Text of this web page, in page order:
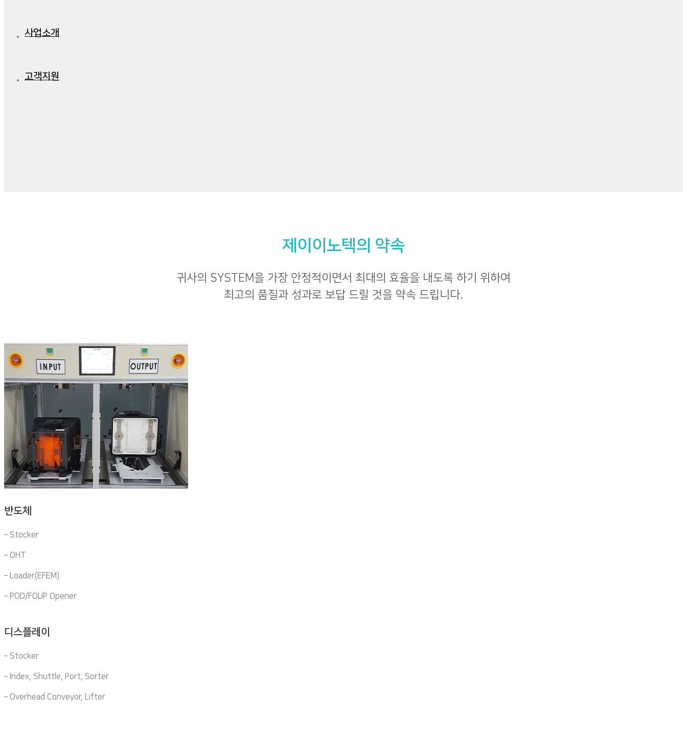
사업소개
고객지원
제이이노텍의 약속
귀사의 SYSTEM을 가장 안정적이면서 최대의 효율을 내도록 하기 위하여
최고의 품질과 성과로 보답 드릴 것을 약속 드립니다.
반도체
– Stocker
– OHT
– Loader(EFEM)
– POD/FOUP Opener
디스플레이
– Stocker
– Index, Shuttle, Port, Sorter
– Overhead Conveyor, Lifter